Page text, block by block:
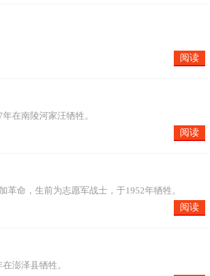
阅读
在南陵河家汪牺牲。
阅读
革命，生前为志愿军战士，于1952年牺牲。
阅读
澎泽县牺牲。